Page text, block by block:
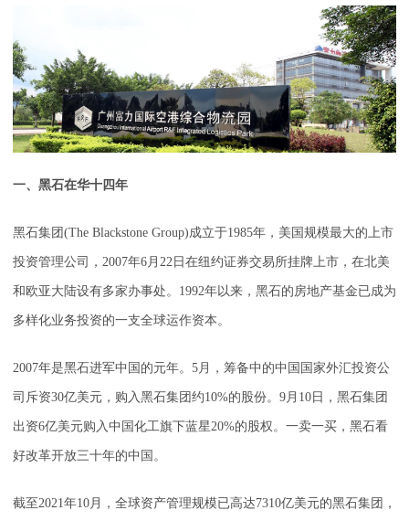
一、黑石在华十四年
黑石集团(The Blackstone Group)成立于1985年，美国规模最大的上市
投资管理公司，2007年6月22日在纽约证券交易所挂牌上市，在北美
和欧亚大陆设有多家办事处。1992年以来，黑石的房地产基金已成为
多样化业务投资的一支全球运作资本。
2007年是黑石进军中国的元年。5月，筹备中的中国国家外汇投资公
司斥资30亿美元，购入黑石集团约10%的股份。9月10日，黑石集团
出资6亿美元购入中国化工旗下蓝星20%的股权。一卖一买，黑石看
好改革开放三十年的中国。
截至2021年10月，全球资产管理规模已高达7310亿美元的黑石集团，